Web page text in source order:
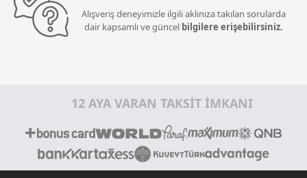
Alışveriş deneyimizle ilgili aklınıza takılan sorularda
dair kapsamlı ve güncel bilgilere erişebilirsiniz.
12 AYA VARAN TAKSİT İMKANI